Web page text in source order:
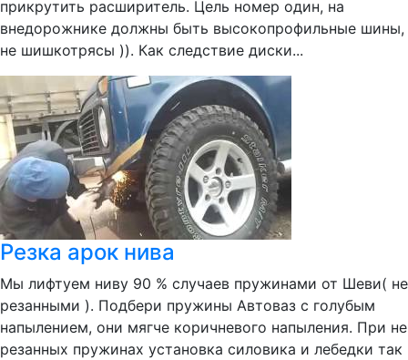
прикрутить расширитель. Цель номер один, на
внедорожнике должны быть высокопрофильные шины,
не шишкотрясы )). Как следствие диски...
Резка арок нива
Мы лифтуем ниву 90 % случаев пружинами от Шеви( не
резанными ). Подбери пружины Автоваз с голубым
напылением, они мягче коричневого напыления. При не
резанных пружинах установка силовика и лебедки так